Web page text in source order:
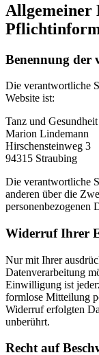
Allgemeiner
Benennung der
Die verantwortliche
Website ist:
Tanz und
Marion Lindemann
Hirschensteinweg 3
94315 Straubing
Die verantwortliche
anderen über die
personenbezogenen
Widerruf Ihrer
Nur mit Ihrer
Datenverarbeitung
Einwilligung ist
formlose Mitteilung
Widerruf erfolgten
unberührt.
Recht auf